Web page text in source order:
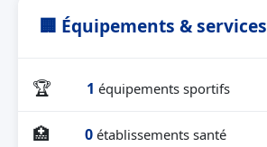
🏢 Équipements & services
🏆 1 équipements sportifs
🏥 0 établissements santé